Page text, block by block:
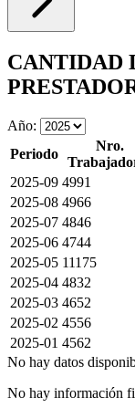
CANTIDAD
Año:
Periodo
Nro.
2025-09 4991
2025-08 4966
2025-07 4846
2025-06 4744
2025-05 11175
2025-04 4832
2025-03 4652
2025-02 4556
2025-01 4562
No hay datos
No hay información